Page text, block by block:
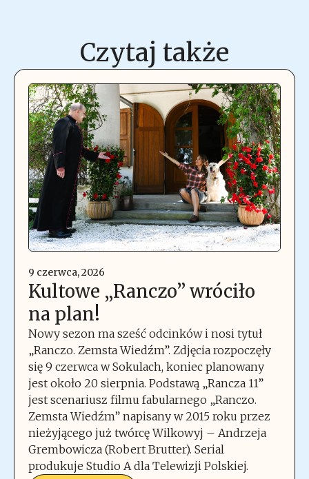
Czytaj także
9 czerwca, 2026
Kultowe „Ranczo” wróciło
na plan!
Nowy sezon ma sześć odcinków i nosi tytuł
„Ranczo. Zemsta Wiedźm”. Zdjęcia rozpoczęły
się 9 czerwca w Sokulach, koniec planowany
jest około 20 sierpnia. Podstawą „Rancza 11”
jest scenariusz filmu fabularnego „Ranczo.
Zemsta Wiedźm” napisany w 2015 roku przez
nieżyjącego już twórcę Wilkowyj – Andrzeja
Grembowicza (Robert Brutter). Serial
produkuje Studio A dla Telewizji Polskiej.